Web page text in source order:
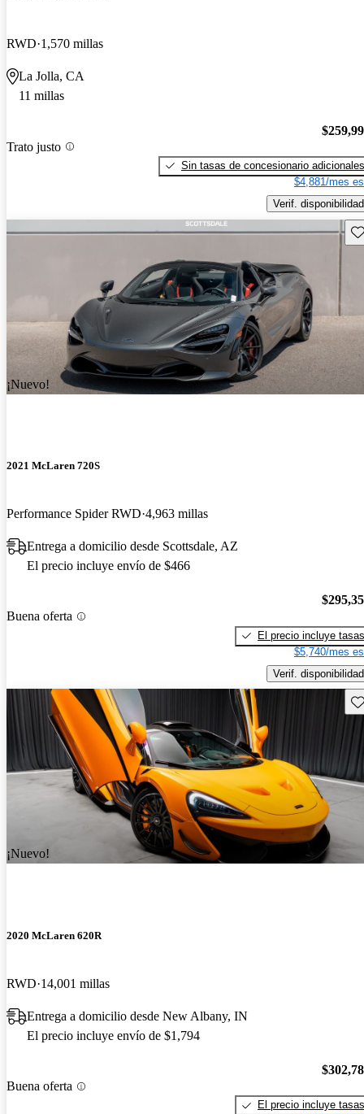
RWD 1,570 millas
La Jolla, CA
11 millas
Trato justo
Sin tasas de concesionario adicionales
$4,881/mes
Verif. disponibilidad
¡Nuevo!
2021 McLaren 720S
Performance Spider RWD 4,963 millas
Entrega a domicilio desde Scottsdale, AZ
El precio incluye envío de $466
Buena oferta
El precio incluye tasas
$5,740/mes
Verif. disponibilidad
¡Nuevo!
2020 McLaren 620R
RWD 14,001 millas
Entrega a domicilio desde New Albany, IN
El precio incluye envío de $1,794
Buena oferta
El precio incluye tasas